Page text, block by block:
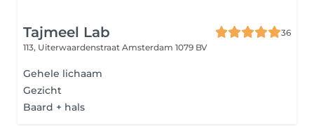
Tajmeel Lab
36
113, Uiterwaardenstraat Amsterdam 1079 BV
Gehele lichaam
Gezicht
Baard + hals